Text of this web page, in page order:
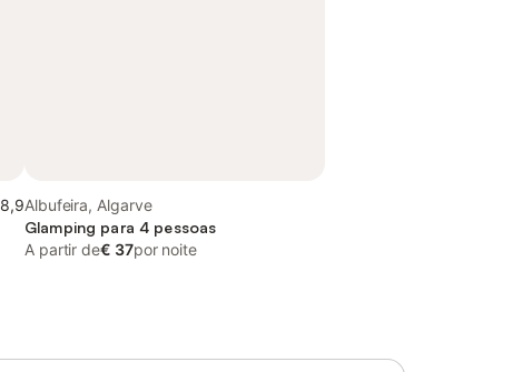
8,9Albufeira, Algarve
Glamping para 4 pessoas
A partir de€ 37por noite